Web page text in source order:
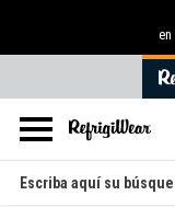
Buscar
en